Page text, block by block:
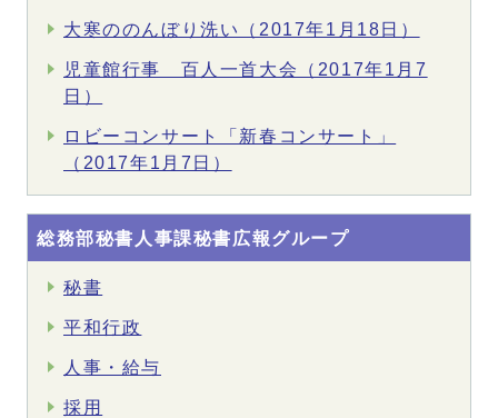
大寒ののんぼり洗い（2017年1月18日）
児童館行事 百人一首大会（2017年1月7
日）
ロビーコンサート「新春コンサート」
（2017年1月7日）
総務部秘書人事課秘書広報グループ
秘書
平和行政
人事・給与
採用